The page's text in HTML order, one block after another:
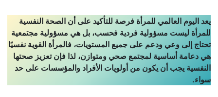
يعد اليوم العالمي للمرأة فرصة للتأكيد على أن الصحة النفسية
للمرأة ليست مسؤولية فردية فحسب، بل هي مسؤولية مجتمعية
تحتاج إلى وعي ودعم على جميع المستويات، فالمرأة القوية نفسيًا
هي دعامة أساسية لمجتمع صحي ومتوازن، لذا فإن تعزيز صحتها
النفسية يجب أن يكون من أولويات الأفراد والمؤسسات على حد
سواء.